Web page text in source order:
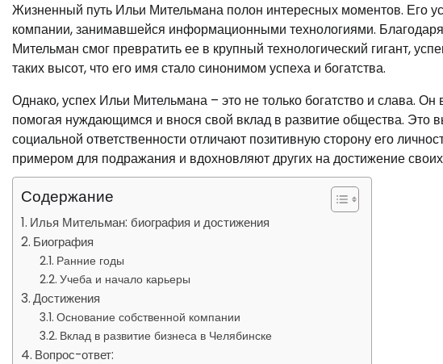
Жизненный путь Ильи Мительмана полон интересных моментов. Его
компании, занимавшейся информационными технологиями.
Мительман смог превратить ее в крупный технологический гигант,
таких высот, что его имя стало синонимом успеха и богатства.
Однако, успех Ильи Мительмана – это не только богатство и слава. Он
помогая нуждающимся и внося свой вклад в развитие общества. Это
социальной ответственности отличают позитивную сторону его
примером для подражания и вдохновляют других на достижение
Содержание
Илья Мительман: биография и достижения
Биография
Ранние годы
Учеба и начало карьеры
Достижения
Основание собственной компании
Вклад в развитие бизнеса в Челябинске
Вопрос-ответ: